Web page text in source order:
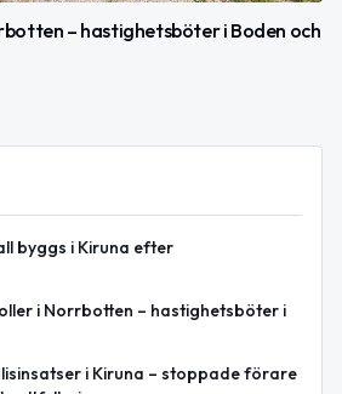
– hastighetsböter i Boden och
byggs i Kiruna efter
i Norrbotten – hastighetsböter i
i Kiruna – stoppade förare